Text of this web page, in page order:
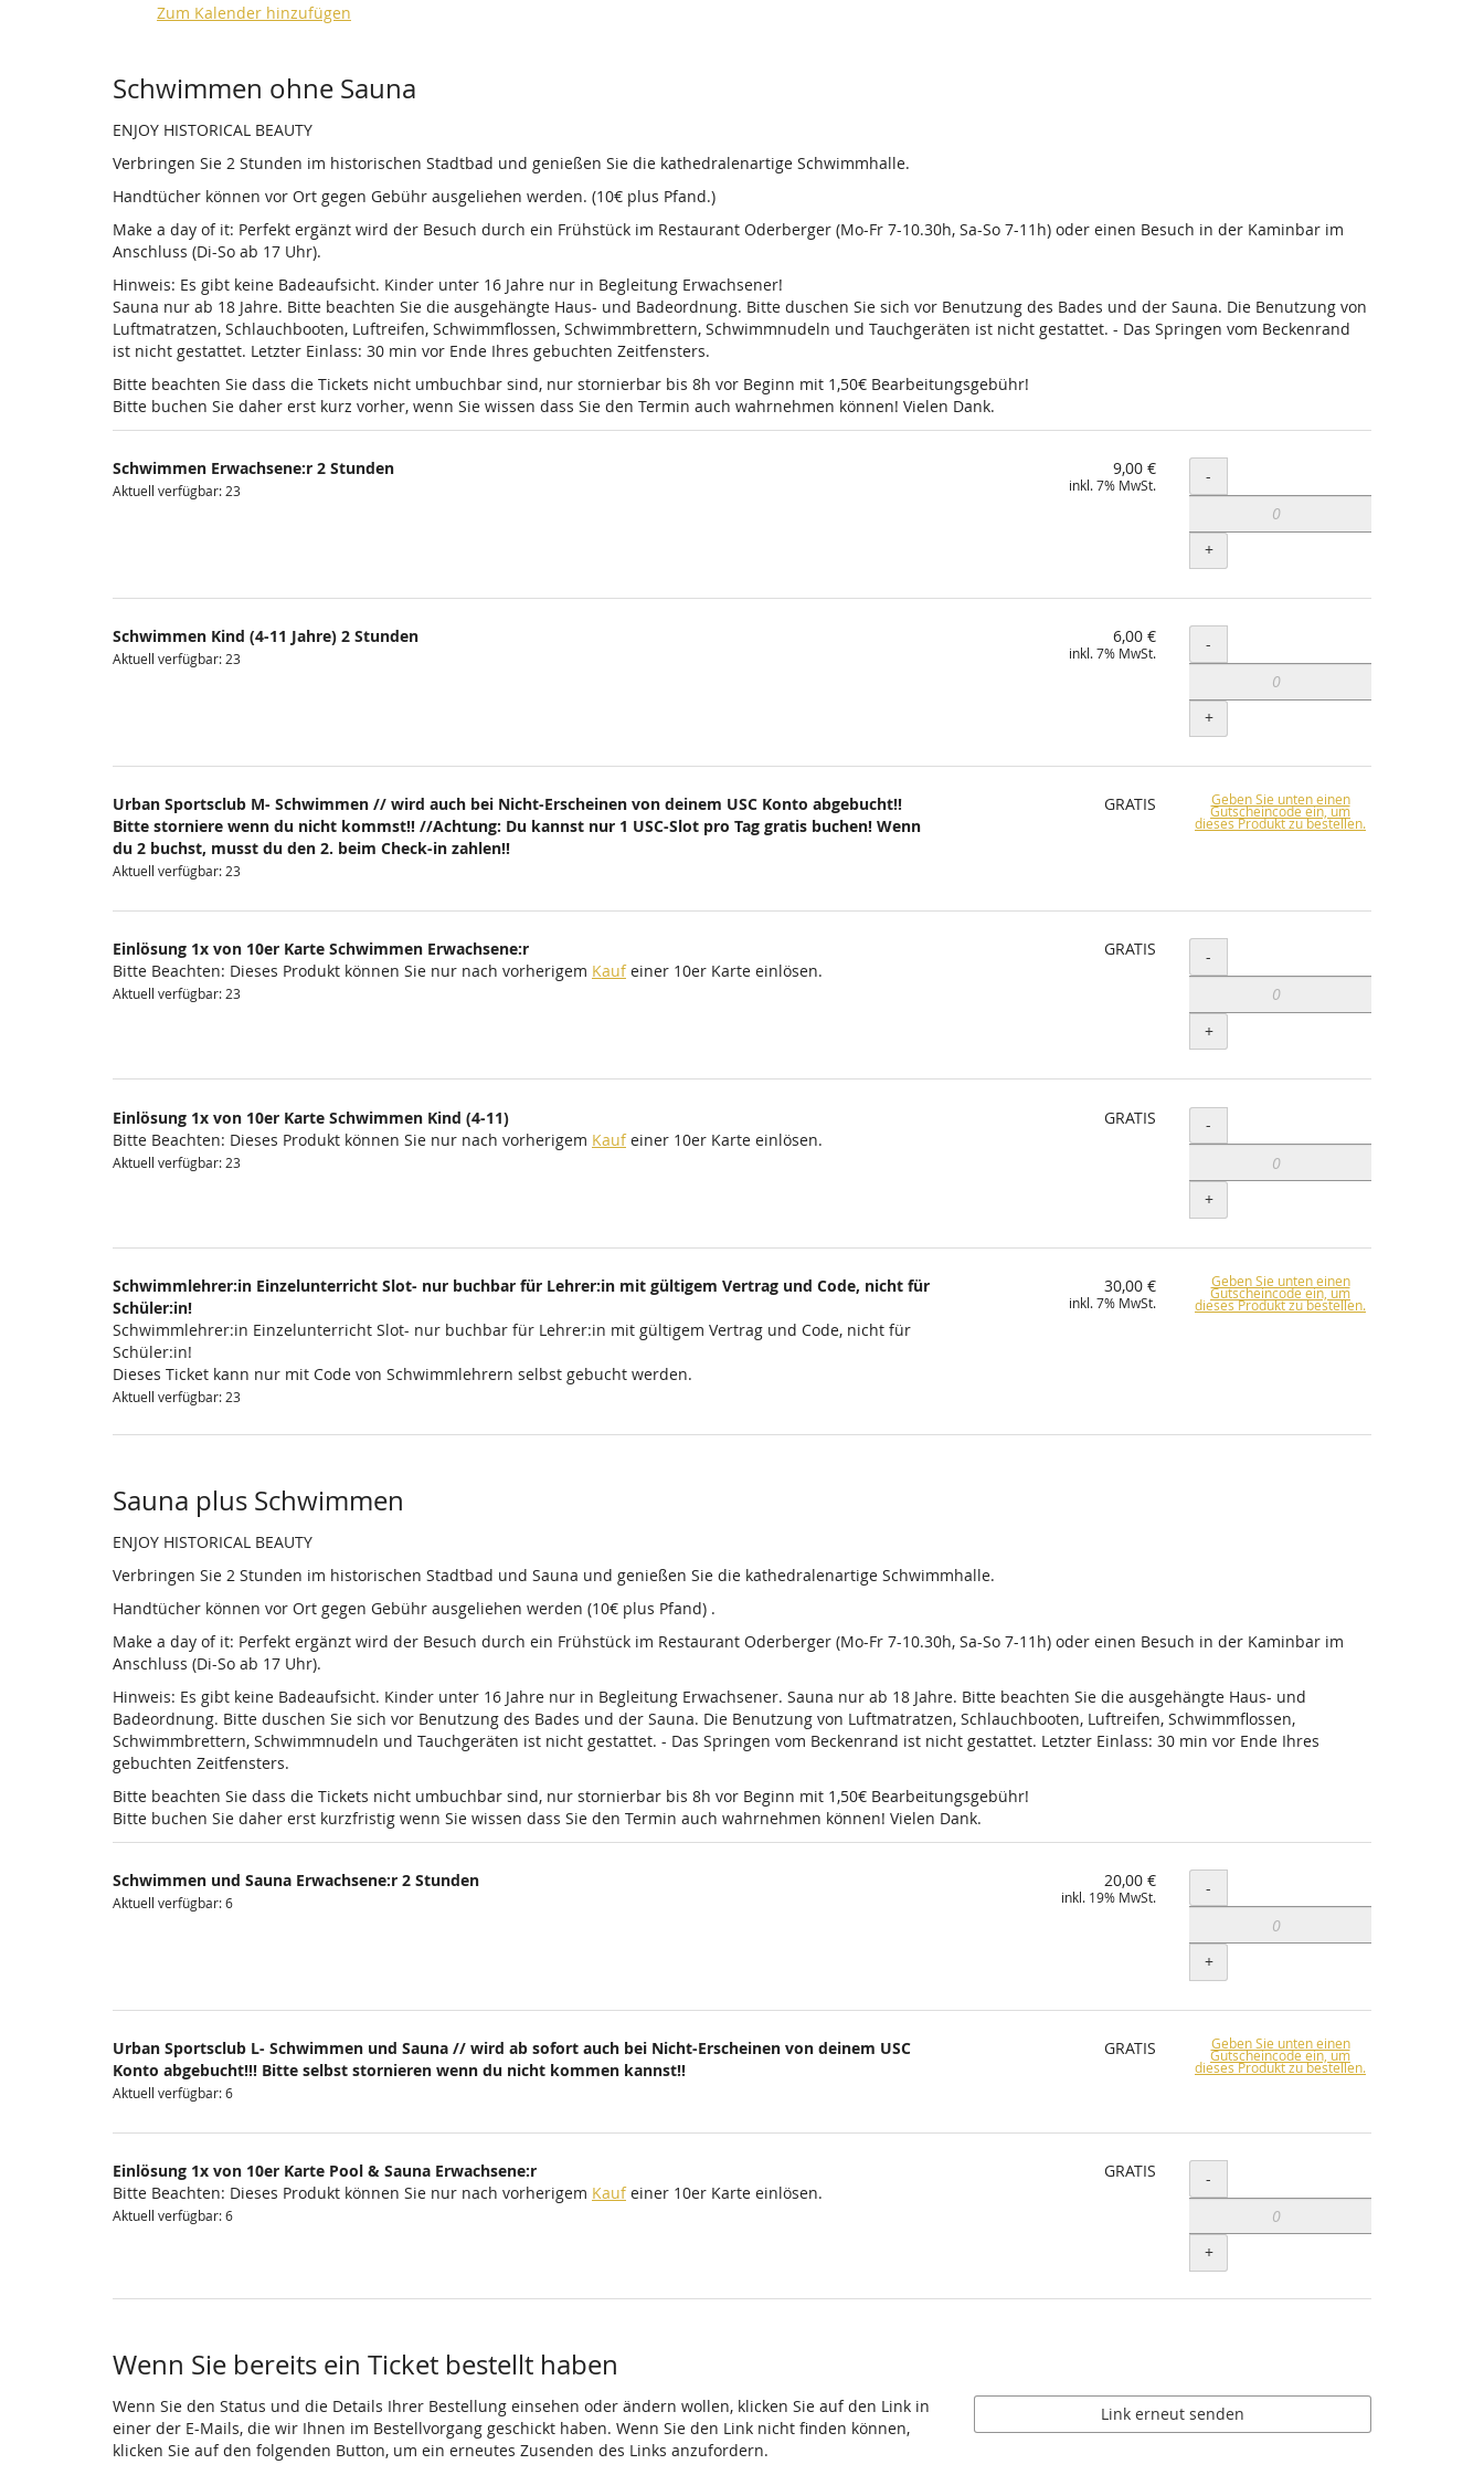
Zum Kalender hinzufügen
Produkte
Schwimmen ohne Sauna
ENJOY HISTORICAL BEAUTY
Verbringen Sie 2 Stunden im historischen Stadtbad und genießen Sie die kathedralenartige Schwimmhalle.
Handtücher können vor Ort gegen Gebühr ausgeliehen werden. (10€ plus Pfand.)
Make a day of it: Perfekt ergänzt wird der Besuch durch ein Frühstück im Restaurant Oderberger (Mo-Fr 7-10.30h, Sa-So 7-11h) oder einen Besuch in der Kaminbar im
Anschluss (Di-So ab 17 Uhr).
Hinweis: Es gibt keine Badeaufsicht. Kinder unter 16 Jahre nur in Begleitung Erwachsener!
Sauna nur ab 18 Jahre. Bitte beachten Sie die ausgehängte Haus- und Badeordnung. Bitte duschen Sie sich vor Benutzung des Bades und der Sauna. Die Benutzung von
Luftmatratzen, Schlauchbooten, Luftreifen, Schwimmflossen, Schwimmbrettern, Schwimmnudeln und Tauchgeräten ist nicht gestattet. - Das Springen vom Beckenrand
ist nicht gestattet. Letzter Einlass: 30 min vor Ende Ihres gebuchten Zeitfensters.
Bitte beachten Sie dass die Tickets nicht umbuchbar sind, nur stornierbar bis 8h vor Beginn mit 1,50€ Bearbeitungsgebühr!
Bitte buchen Sie daher erst kurz vorher, wenn Sie wissen dass Sie den Termin auch wahrnehmen können! Vielen Dank.
Schwimmen Erwachsene:r 2 Stunden
Aktuell verfügbar: 23
9,00 €
inkl. 7% MwSt. Menge
-
+
Schwimmen Kind (4-11 Jahre) 2 Stunden
Aktuell verfügbar: 23
6,00 €
inkl. 7% MwSt. Menge
-
+
Urban Sportsclub M- Schwimmen // wird auch bei Nicht-Erscheinen von deinem USC Konto abgebucht!!
Bitte storniere wenn du nicht kommst!! //Achtung: Du kannst nur 1 USC-Slot pro Tag gratis buchen! Wenn
du 2 buchst, musst du den 2. beim Check-in zahlen!!
Aktuell verfügbar: 23
GRATIS Geben Sie unten einen
Gutscheincode ein, um
dieses Produkt zu bestellen.
Einlösung 1x von 10er Karte Schwimmen Erwachsene:r
Bitte Beachten: Dieses Produkt können Sie nur nach vorherigem Kaufeiner 10er Karte einlösen.
Aktuell verfügbar: 23
GRATIS Menge
-
+
Einlösung 1x von 10er Karte Schwimmen Kind (4-11)
Bitte Beachten: Dieses Produkt können Sie nur nach vorherigem Kaufeiner 10er Karte einlösen.
Aktuell verfügbar: 23
GRATIS Menge
-
+
Schwimmlehrer:in Einzelunterricht Slot- nur buchbar für Lehrer:in mit gültigem Vertrag und Code, nicht für
Schüler:in!
Schwimmlehrer:in Einzelunterricht Slot- nur buchbar für Lehrer:in mit gültigem Vertrag und Code, nicht für
Schüler:in!
Dieses Ticket kann nur mit Code von Schwimmlehrern selbst gebucht werden.
Aktuell verfügbar: 23
30,00 €
inkl. 7% MwSt.
Geben Sie unten einen
Gutscheincode ein, um
dieses Produkt zu bestellen.
Sauna plus Schwimmen
ENJOY HISTORICAL BEAUTY
Verbringen Sie 2 Stunden im historischen Stadtbad und Sauna und genießen Sie die kathedralenartige Schwimmhalle.
Handtücher können vor Ort gegen Gebühr ausgeliehen werden (10€ plus Pfand) .
Make a day of it: Perfekt ergänzt wird der Besuch durch ein Frühstück im Restaurant Oderberger (Mo-Fr 7-10.30h, Sa-So 7-11h) oder einen Besuch in der Kaminbar im
Anschluss (Di-So ab 17 Uhr).
Hinweis: Es gibt keine Badeaufsicht. Kinder unter 16 Jahre nur in Begleitung Erwachsener. Sauna nur ab 18 Jahre. Bitte beachten Sie die ausgehängte Haus- und
Badeordnung. Bitte duschen Sie sich vor Benutzung des Bades und der Sauna. Die Benutzung von Luftmatratzen, Schlauchbooten, Luftreifen, Schwimmflossen,
Schwimmbrettern, Schwimmnudeln und Tauchgeräten ist nicht gestattet. - Das Springen vom Beckenrand ist nicht gestattet. Letzter Einlass: 30 min vor Ende Ihres
gebuchten Zeitfensters.
Bitte beachten Sie dass die Tickets nicht umbuchbar sind, nur stornierbar bis 8h vor Beginn mit 1,50€ Bearbeitungsgebühr!
Bitte buchen Sie daher erst kurzfristig wenn Sie wissen dass Sie den Termin auch wahrnehmen können! Vielen Dank.
Schwimmen und Sauna Erwachsene:r 2 Stunden
Aktuell verfügbar: 6
20,00 €
inkl. 19% MwSt. Menge
-
+
Urban Sportsclub L- Schwimmen und Sauna // wird ab sofort auch bei Nicht-Erscheinen von deinem USC
Konto abgebucht!!! Bitte selbst stornieren wenn du nicht kommen kannst!!
Aktuell verfügbar: 6
GRATIS Geben Sie unten einen
Gutscheincode ein, um
dieses Produkt zu bestellen.
Einlösung 1x von 10er Karte Pool & Sauna Erwachsene:r
Bitte Beachten: Dieses Produkt können Sie nur nach vorherigem Kaufeiner 10er Karte einlösen.
Aktuell verfügbar: 6
GRATIS Menge
-
+
Wenn Sie bereits ein Ticket bestellt haben
Wenn Sie den Status und die Details Ihrer Bestellung einsehen oder ändern wollen, klicken Sie auf den Link in
einer der E-Mails, die wir Ihnen im Bestellvorgang geschickt haben. Wenn Sie den Link nicht finden können,
klicken Sie auf den folgenden Button, um ein erneutes Zusenden des Links anzufordern.
Link erneut senden